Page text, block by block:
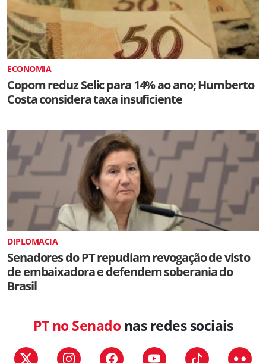
ECONOMIA
Copom reduz Selic para 14% ao ano; Humberto
Costa considera taxa insuficiente
DIPLOMACIA
Senadores do PT repudiam revogação de visto
de embaixadora e defendem soberania do
Brasil
PT no Senadonas redes sociais